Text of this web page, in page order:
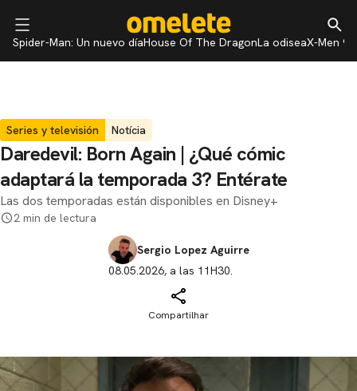
Spider-Man: Un nuevo díaHouse Of The DragonLa odiseaX-Men 97
Series y televisión Notícia
Daredevil: Born Again | ¿Qué cómic
adaptará la temporada 3? Entérate
Las dos temporadas están disponibles en Disney+
2 min de lectura
Sergio Lopez Aguirre
08.05.2026, a las 11H30.
Compartilhar